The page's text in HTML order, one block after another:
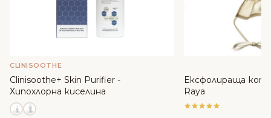
CLINISOOTHE
Clinisoothe+ Skin Purifier -
Хипохлорна киселина
Ексфолираща
Raya